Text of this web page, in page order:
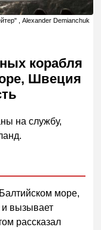
, Alexander Demianchuk
корабля
Швеция
на службу,
море,
вызывает
рассказал